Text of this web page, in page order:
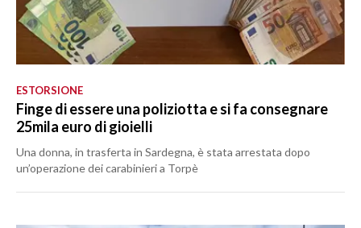
ESTORSIONE
Finge di essere una poliziotta e si fa consegnare
25mila euro di gioielli
Una donna, in trasferta in Sardegna, è stata arrestata dopo
un’operazione dei carabinieri a Torpè